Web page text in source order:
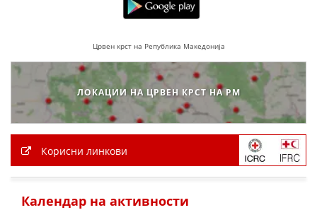
СТРАТЕГИИ
ЕДУКАТИВНО ИНФОРМАТИВНИ МАТЕРИЈАЛИ
БРОШУРИ
ПОСТЕРИ
ПРЕЗЕНТАЦИИ
Црвен крст на Република Македонија
ЛОКАЦИИ НА ЦРВЕН КРСТ НА РМ
Корисни линкови
Календар на активности